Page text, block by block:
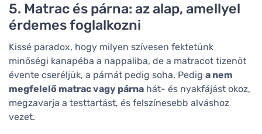
5. Matrac és párna: az alap, amellyel
érdemes foglalkozni
Kissé paradox, hogy milyen szívesen fektetünk
minőségi kanapéba a nappaliba, de a matracot tizenöt
évente cseréljük, a párnát pedig soha. Pedig a nem
megfelelő matrac vagy párna hát- és nyakfájást okoz,
megzavarja a testtartást, és felszínesebb alváshoz
vezet.